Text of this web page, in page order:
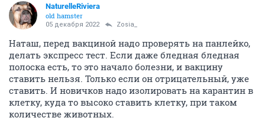
NaturelleRiviera
old hamster
05 декабря 2022 Zosia_
Наташ, перед вакциной надо проверять на панлейко,
делать экспресс тест. Если даже бледная бледная
полоска есть, то это начало болезни, и вакцину
ставить нельзя. Только если он отрицательный, уже
ставить. И новичков надо изолировать на карантин в
клетку, куда то высоко ставить клетку, при таком
количестве животных.